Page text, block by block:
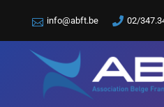
info@abft.be 02/